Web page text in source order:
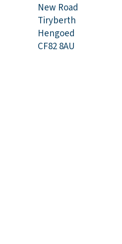
New Road
Tiryberth
Hengoed
CF82 8AU